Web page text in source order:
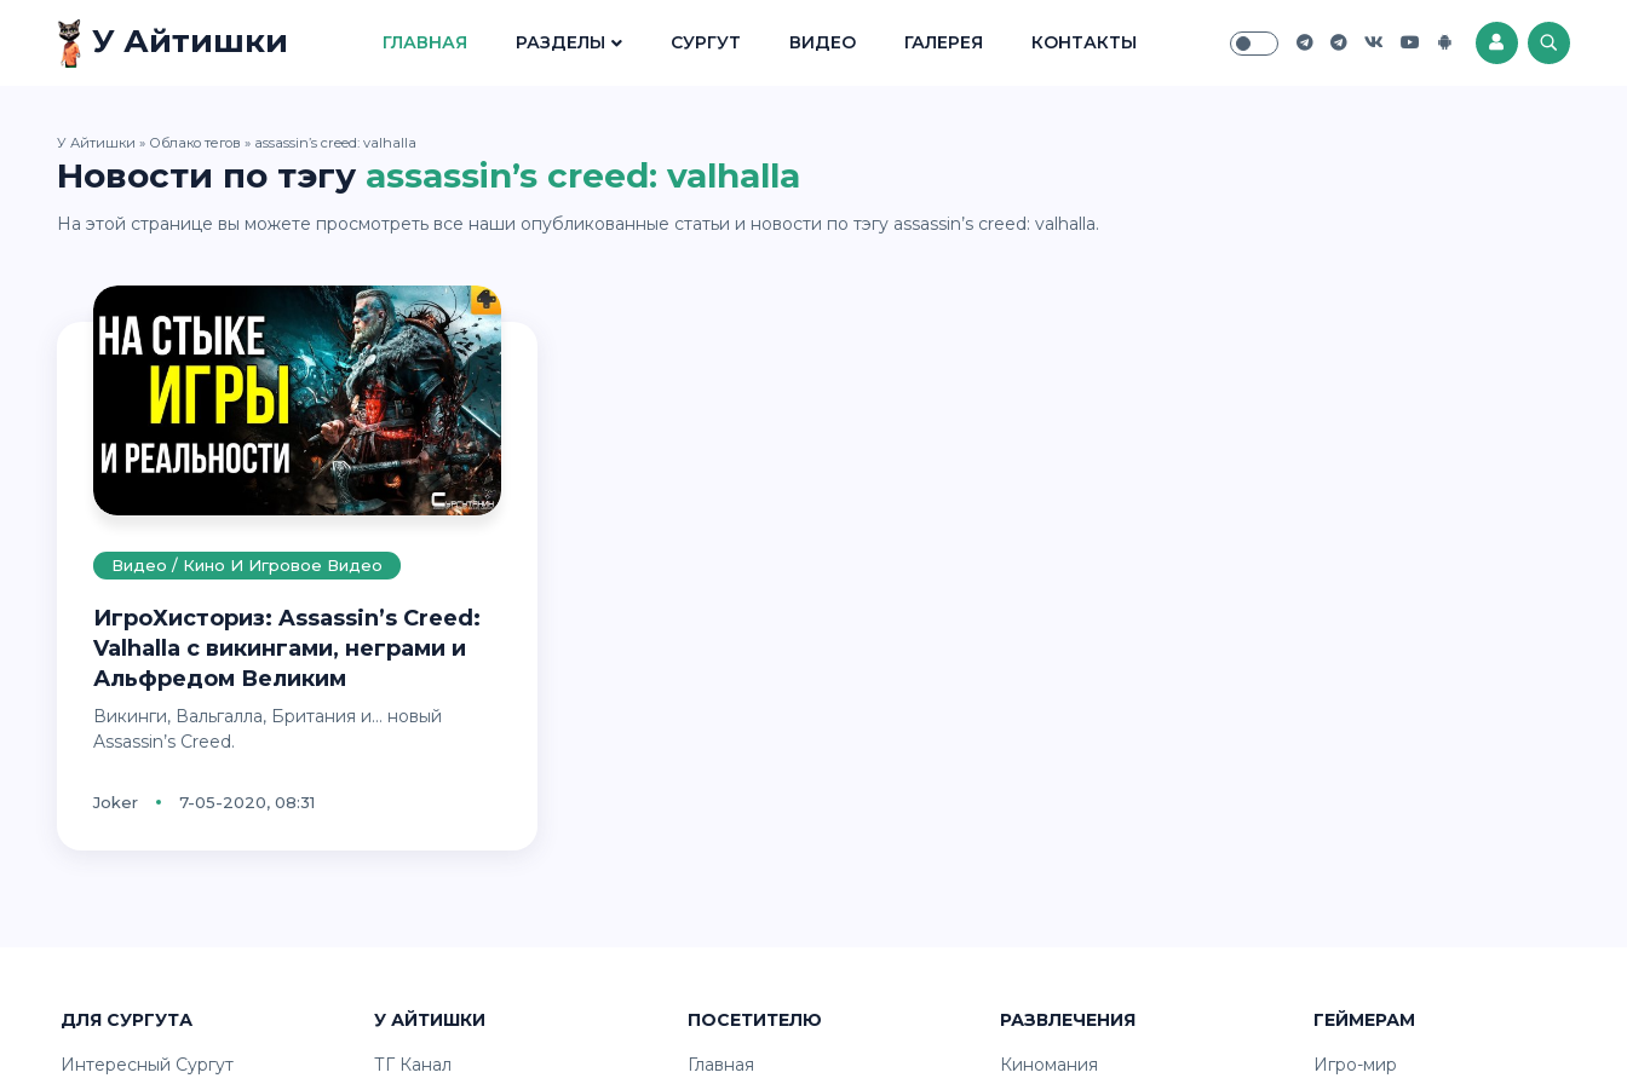
У Айтишки ГЛАВНАЯ РАЗДЕЛЫ СУРГУТ ВИДЕО ГАЛЕРЕЯ КОНТАКТЫ
У Айтишки » Облако тегов » assassin’s creed: valhalla
Новости по тэгу assassin’s creed: valhalla
На этой странице вы можете просмотреть все наши опубликованные статьи и новости по тэгу assassin’s creed: valhalla.
Видео / Кино И Игровое Видео
ИгроХисториз: Assassin’s Creed:
Valhalla с викингами, неграми и
Альфредом Великим
Викинги, Вальгалла, Британия и… новый
Assassin’s Creed.
Joker 7-05-2020, 08:31
ДЛЯ СУРГУТА
Интересный Сургут
У АЙТИШКИ
ТГ Канал
ПОСЕТИТЕЛЮ
Главная
РАЗВЛЕЧЕНИЯ
Киномания
ГЕЙМЕРАМ
Игро-мир